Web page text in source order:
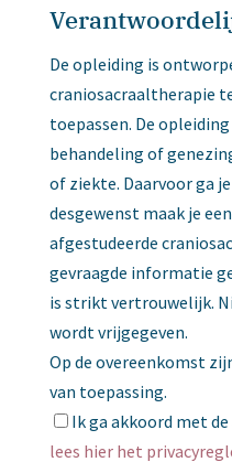
De opleiding is
craniosacraaltherapie
toepassen. De
behandeling of
of ziekte. Daarvoor ga
desgewenst maak je
afgestudeerde
gevraagde informatie
is strikt vertrouwelijk.
wordt vrijgegeven.
Op de overeenkomst
van toepassing.
Ik ga akkoord met
lees hier het